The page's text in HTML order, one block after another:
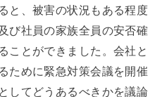
と、被害の状況もある程度
び社員の家族全員の安否確
とができました。 会社と
ために緊急対策会議を開催
してどうあるべきかを議論